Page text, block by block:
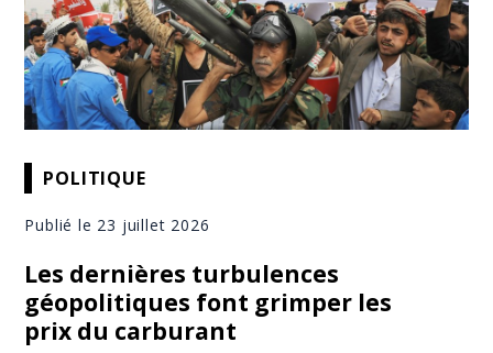
POLITIQUE
Publié le 23 juillet 2026
Les dernières turbulences
géopolitiques font grimper les
prix du carburant